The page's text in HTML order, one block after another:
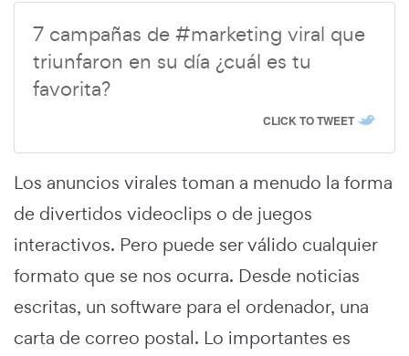
7 campañas de #marketing viral que
triunfaron en su día ¿cuál es tu
favorita?
CLICK TO TWEET
Los anuncios virales toman a menudo la forma
de divertidos videoclips o de juegos
interactivos. Pero puede ser válido cualquier
formato que se nos ocurra. Desde noticias
escritas, un software para el ordenador, una
carta de correo postal. Lo importantes es